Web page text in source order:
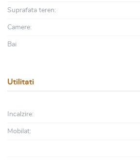
Suprafata teren:
Camere:
Bai
Utilitati
Incalzire:
Mobilat: